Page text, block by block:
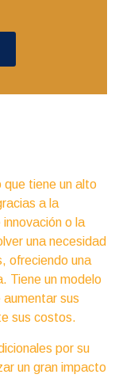
que tiene un alto
a la
o la
una necesidad
ofreciendo una
Tiene un modelo
sus
sus costos.
por su
un gran impacto